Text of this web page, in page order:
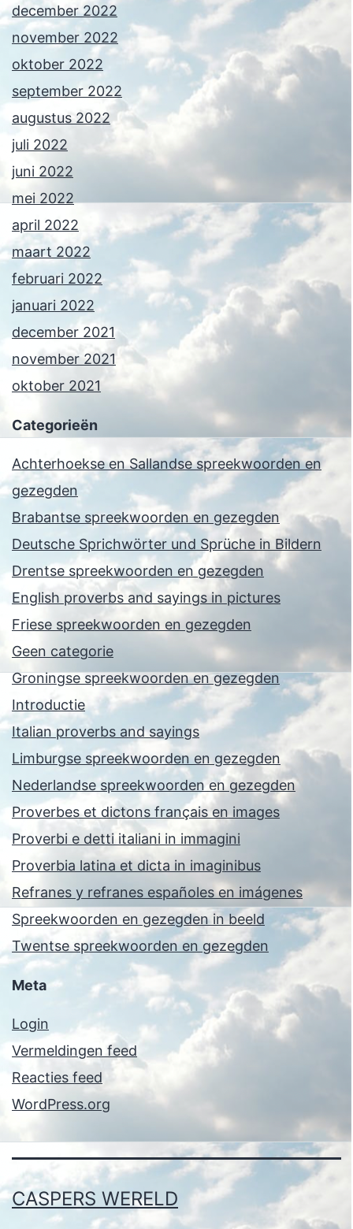
december 2022
november 2022
oktober 2022
september 2022
augustus 2022
juli 2022
juni 2022
mei 2022
april 2022
maart 2022
februari 2022
januari 2022
december 2021
november 2021
oktober 2021
Categorieën
Achterhoekse en Sallandse spreekwoorden en
gezegden
Brabantse spreekwoorden en gezegden
Deutsche Sprichwörter und Sprüche in Bildern
Drentse spreekwoorden en gezegden
English proverbs and sayings in pictures
Friese spreekwoorden en gezegden
Geen categorie
Groningse spreekwoorden en gezegden
Introductie
Italian proverbs and sayings
Limburgse spreekwoorden en gezegden
Nederlandse spreekwoorden en gezegden
Proverbes et dictons français en images
Proverbi e detti italiani in immagini
Proverbia latina et dicta in imaginibus
Refranes y refranes españoles en imágenes
Spreekwoorden en gezegden in beeld
Twentse spreekwoorden en gezegden
Meta
Login
Vermeldingen feed
Reacties feed
WordPress.org
CASPERS WERELD